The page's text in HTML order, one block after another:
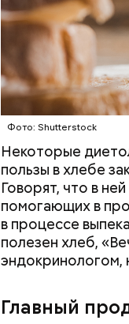
Фото: Shutterstock
Некоторые
пользы в хлебе
Говорят, что в
помогающих в
в процессе
полезен хлеб,
эндокринологом,
Главный
Спагетти из
с сахарным